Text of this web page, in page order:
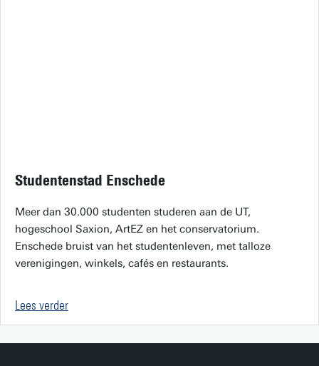
Studentenstad Enschede
Meer dan 30.000 studenten studeren aan de UT,
hogeschool Saxion, ArtEZ en het conservatorium.
Enschede bruist van het studentenleven, met talloze
verenigingen, winkels, cafés en restaurants.
Lees verder